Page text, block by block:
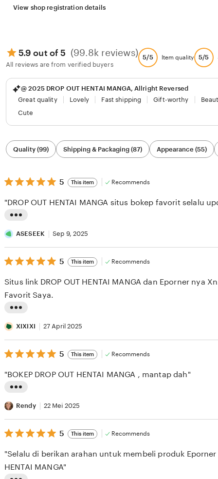
View shop registration details
5.9 out of 5 (99.8k reviews)
All reviews are from verified buyers
5/5 Item quality 5/5
@ 2025 DROP OUT HENTAI MANGA, Allright Reversed
Great quality
Lovely Fast shipping Gift-worthy
Cute
Filter
by
category
Quality (99) Shipping & Packaging (87) Appearance (55)
5
out
5
stars
5 This item Recommends
i
s
t
n
g
e
v
i
w
y
A
S
S
E
"DROP OUT HENTAI MANGA situs bokep favorit selalu
ASESEEK Sep 9, 2025
5
out
5
stars
5 This item Recommends
i
s
t
n
r
e
v
e
w
Situs link DROP OUT HENTAI MANGA dan Eporner nya
Favorit Saya.
XIXIXI 27 April 2025
5
out
5
stars
5 This item Recommends
i
s
t
n
g
"BOKEP DROP OUT HENTAI MANGA , mantap dah"
Rendy 22 Mei 2025
5
out
5
stars
5 This item Recommends
"Selalu di berikan arahan untuk membeli produk Eporner
HENTAI MANGA"